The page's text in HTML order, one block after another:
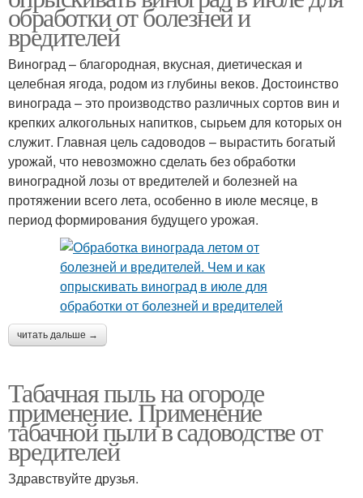
обработки от болезней и
вредителей
Виноград – благородная, вкусная, диетическая и
целебная ягода, родом из глубины веков. Достоинство
винограда – это производство различных сортов вин и
крепких алкогольных напитков, сырьем для которых он
служит. Главная цель садоводов – вырастить богатый
урожай, что невозможно сделать без обработки
виноградной лозы от вредителей и болезней на
протяжении всего лета, особенно в июле месяце, в
период формирования будущего урожая.
читать дальше →
Табачная пыль на огороде
применение. Применение
табачной пыли в садоводстве от
вредителей
Здравствуйте друзья.